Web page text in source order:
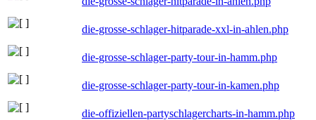
die-grosse-schlager-hitparade-xxl-in-ahlen.php
die-grosse-schlager-party-tour-in-hamm.php
die-grosse-schlager-party-tour-in-kamen.php
die-offiziellen-partyschlagercharts-in-hamm.php